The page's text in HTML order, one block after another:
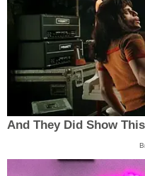
And They Did Show